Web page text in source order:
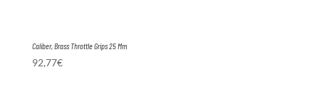
Caliber, Brass Throttle Grips 25 Mm
92,77€